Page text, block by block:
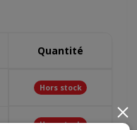
Quantité
Hors stock
Hors stock
×